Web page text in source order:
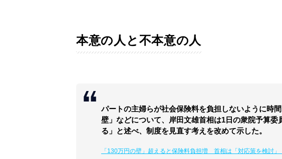
本意の人と不本意の人
パートの主婦らが社会保険料を負担しないように時
壁」などについて、岸田文雄首相は1日の衆院予算委
る」と述べ、制度を見直す考えを改めて示した。
「130万円の壁」超えると保険料負担増 首相は「対応策を検討」